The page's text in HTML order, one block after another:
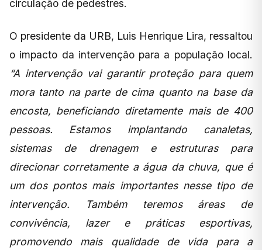
circulação de pedestres.
O presidente da URB, Luis Henrique Lira, ressaltou
o impacto da intervenção para a população local.
“A intervenção vai garantir proteção para quem
mora tanto na parte de cima quanto na base da
encosta, beneficiando diretamente mais de 400
pessoas. Estamos implantando canaletas,
sistemas de drenagem e estruturas para
direcionar corretamente a água da chuva, que é
um dos pontos mais importantes nesse tipo de
intervenção. Também teremos áreas de
convivência, lazer e práticas esportivas,
promovendo mais qualidade de vida para a